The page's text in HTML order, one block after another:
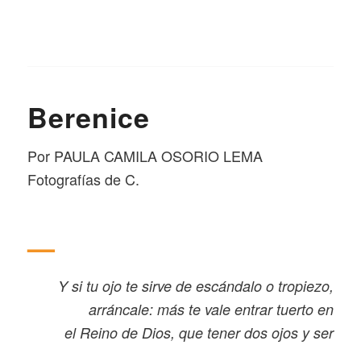
Berenice
Por PAULA CAMILA OSORIO LEMA
Fotografías de C.
—
Y si tu ojo te sirve de escándalo o tropiezo,
arráncale: más te vale entrar tuerto en
el Reino de Dios, que tener dos ojos y ser